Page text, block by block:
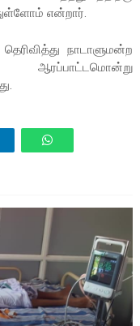
என்றார்.
தெரிவித்து நாடாளுமன்ற